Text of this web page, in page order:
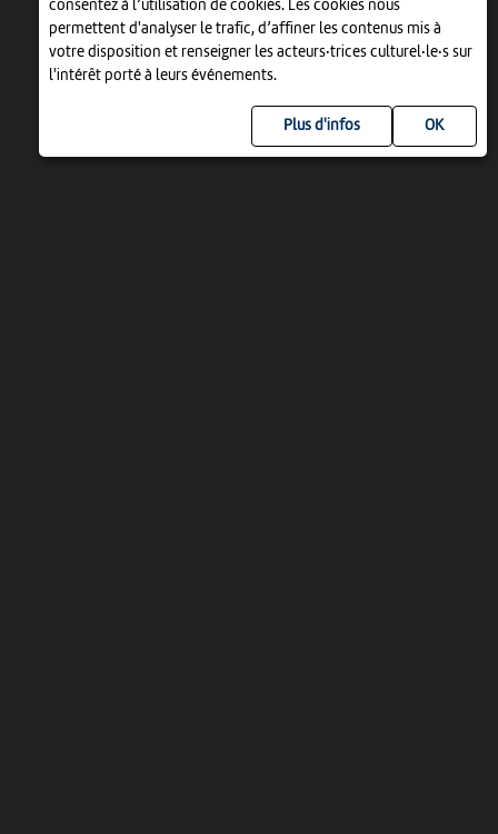
consentez à l’utilisation de cookies. Les cookies nous
permettent d'analyser le trafic, d’affiner les contenus mis à
votre disposition et renseigner les acteurs·trices culturel·le·s sur
l'intérêt porté à leurs événements.
Plus d'infos